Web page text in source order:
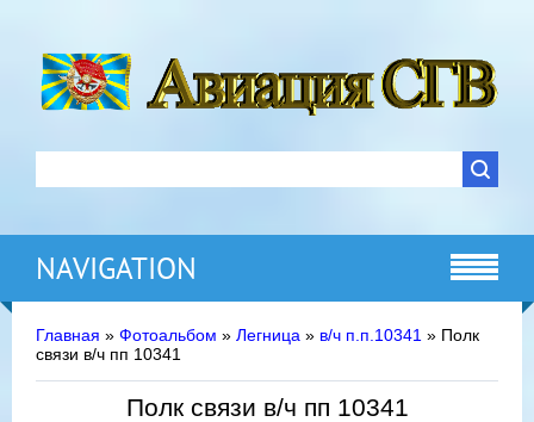
NAVIGATION
Главная » Фотоальбом » Легница » в/ч п.п.10341 » Полк
связи в/ч пп 10341
Полк связи в/ч пп 10341